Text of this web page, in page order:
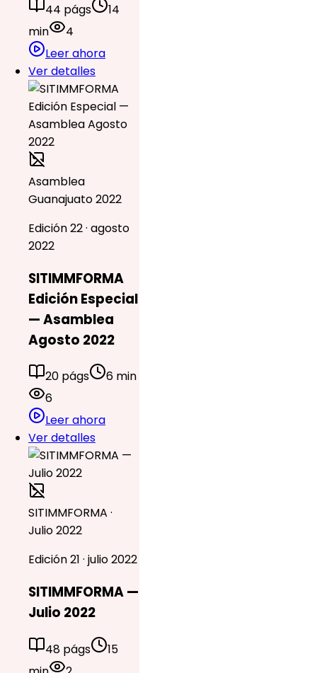
44 págs
14
min
4
Leer ahora
Ver detalles
Asamblea
Guanajuato 2022
Edición 22 · agosto
2022
SITIMMFORMA
Edición Especial
— Asamblea
Agosto 2022
20 págs
6 min
6
Leer ahora
Ver detalles
SITIMMFORMA ·
Julio 2022
Edición 21 · julio 2022
SITIMMFORMA —
Julio 2022
48 págs
15